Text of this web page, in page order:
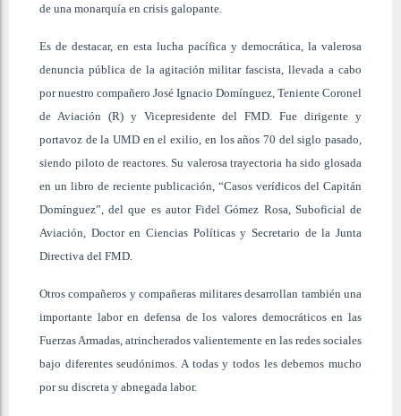
de una monarquía en crisis galopante.
Es de destacar, en esta lucha pacífica y democrática, la valerosa
denuncia pública de la agitación militar fascista, llevada a cabo
por nuestro compañero José Ignacio Domínguez, Teniente Coronel
de Aviación (R) y Vicepresidente del FMD. Fue dirigente y
portavoz de la UMD en el exilio, en los años 70 del siglo pasado,
siendo piloto de reactores. Su valerosa trayectoria ha sido glosada
en un libro de reciente publicación, “Casos verídicos del Capitán
Domínguez”, del que es autor Fidel Gómez Rosa, Suboficial de
Aviación, Doctor en Ciencias Políticas y Secretario de la Junta
Directiva del FMD.
Otros compañeros y compañeras militares desarrollan también una
importante labor en defensa de los valores democráticos en las
Fuerzas Armadas, atrincherados valientemente en las redes sociales
bajo diferentes seudónimos. A todas y todos les debemos mucho
por su discreta y abnegada labor.